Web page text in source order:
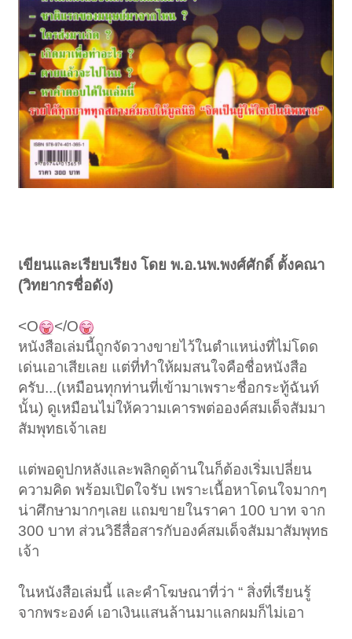
เขียนและเรียบเรียง โดย พ.อ.นพ.พงศ์ศักดิ์ ตั้งคณา
(วิทยากรชื่อดัง)
<O
</O
หนังสือเล่มนี้ถูกจัดวางขายไว้ในตำแหน่งที่ไม่โดด
เด่นเอาเสียเลย แต่ที่ทำให้ผมสนใจคือชื่อหนังสือ
ครับ...(เหมือนทุกท่านที่เข้ามาเพราะชื่อกระทู้ฉันท์
นั้น) ดูเหมือนไม่ให้ความเคารพต่อองค์สมเด็จสัมมา
สัมพุทธเจ้าเลย
แต่พอดูปกหลังและพลิกดูด้านในก็ต้องเริ่มเปลี่ยน
ความคิด พร้อมเปิดใจรับ เพราะเนื้อหาโดนใจมากๆ
น่าศึกษามากๆเลย แถมขายในราคา 100 บาท จาก
300 บาท ส่วนวิธีสื่อสารกับองค์สมเด็จสัมมาสัมพุทธ
เจ้า
ในหนังสือเล่มนี้ และคำโฆษณาที่ว่า “ สิ่งที่เรียนรู้
จากพระองค์ เอาเงินแสนล้านมาแลกผมก็ไม่เอา